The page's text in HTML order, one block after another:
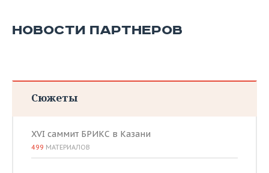
НОВОСТИ ПАРТНЕРОВ
Сюжеты
XVI саммит БРИКС в Казани
499 МАТЕРИАЛОВ